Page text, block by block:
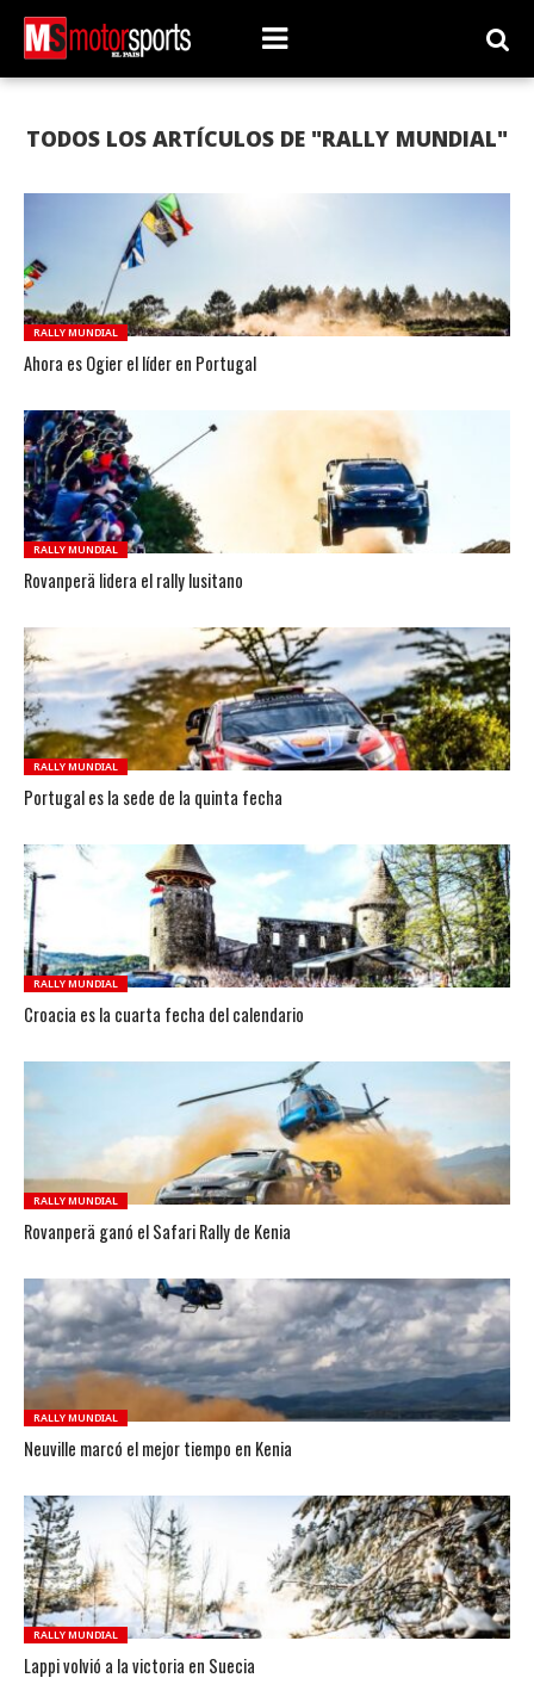
TODOS LOS ARTÍCULOS DE "RALLY MUNDIAL"
RALLY MUNDIAL
Ahora es Ogier el líder en Portugal
RALLY MUNDIAL
Rovanperä lidera el rally lusitano
RALLY MUNDIAL
Portugal es la sede de la quinta fecha
RALLY MUNDIAL
Croacia es la cuarta fecha del calendario
RALLY MUNDIAL
Rovanperä ganó el Safari Rally de Kenia
RALLY MUNDIAL
Neuville marcó el mejor tiempo en Kenia
RALLY MUNDIAL
Lappi volvió a la victoria en Suecia